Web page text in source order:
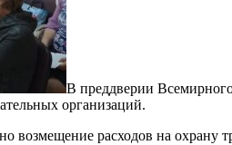
В преддверии
организаций.
возмещение расходов на охрану